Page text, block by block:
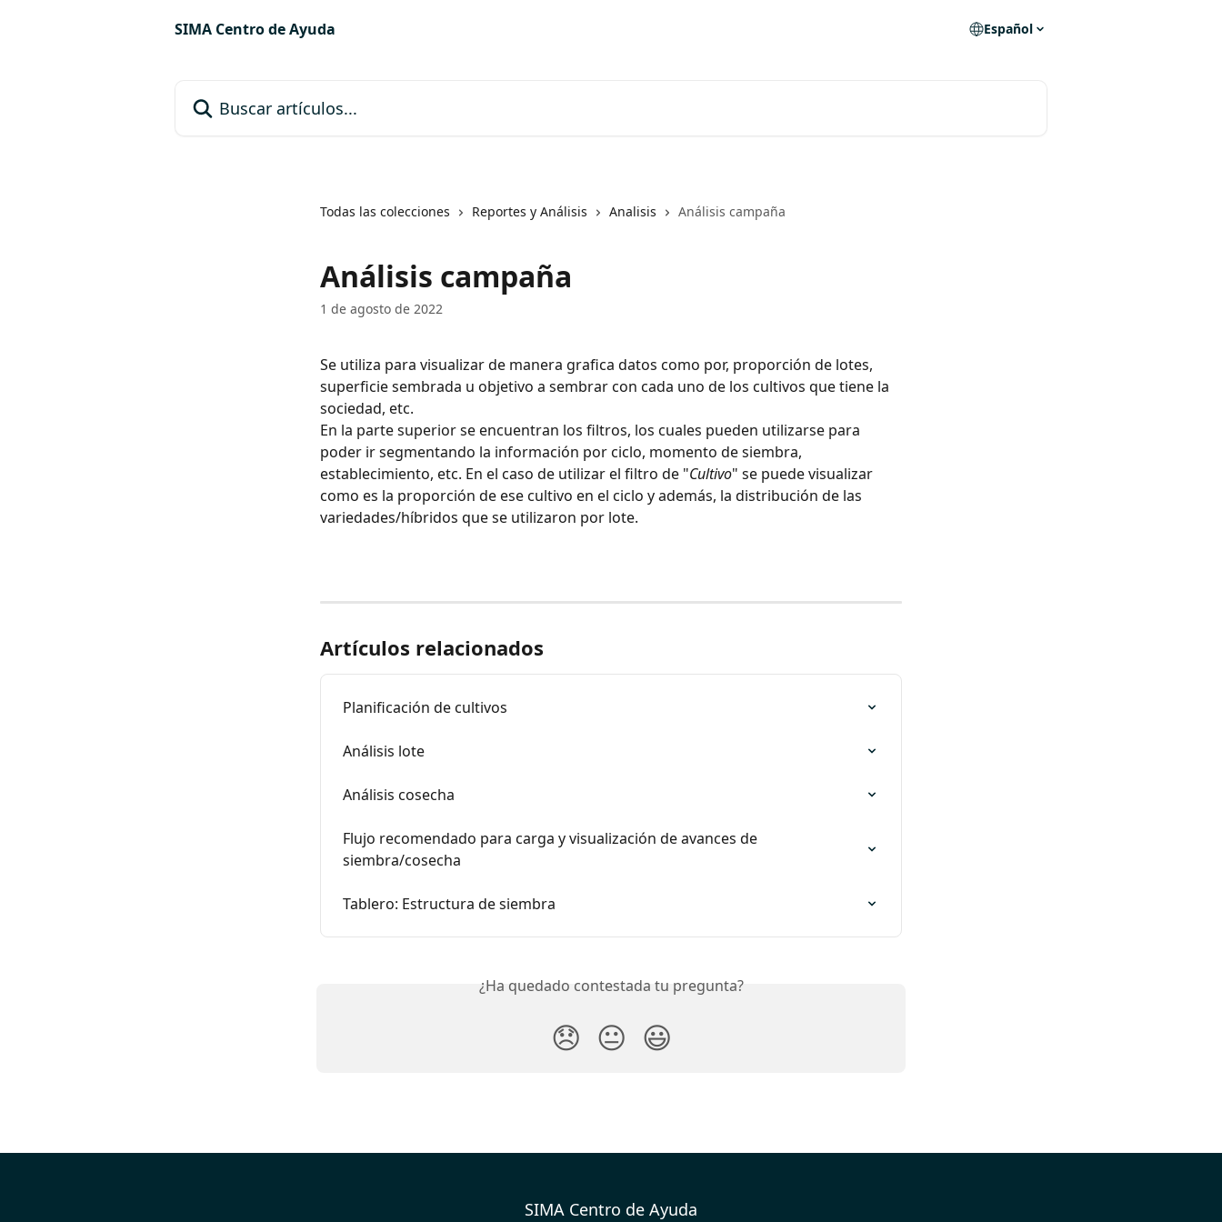
SIMA Centro de Ayuda
Español
Todas las colecciones Reportes y Análisis Analisis Análisis campaña
Análisis campaña
1 de agosto de 2022
Se utiliza para visualizar de manera grafica datos como por, proporción de lotes,
superficie sembrada u objetivo a sembrar con cada uno de los cultivos que tiene la
sociedad, etc.
En la parte superior se encuentran los filtros, los cuales pueden utilizarse para
poder ir segmentando la información por ciclo, momento de siembra,
establecimiento, etc. En el caso de utilizar el filtro de "Cultivo" se puede visualizar
como es la proporción de ese cultivo en el ciclo y además, la distribución de las
variedades/híbridos que se utilizaron por lote.
Artículos relacionados
Planificación de cultivos
Análisis lote
Análisis cosecha
Flujo recomendado para carga y visualización de avances de
siembra/cosecha
Tablero: Estructura de siembra
¿Ha quedado contestada tu pregunta?
😞 😐 😃
SIMA Centro de Ayuda